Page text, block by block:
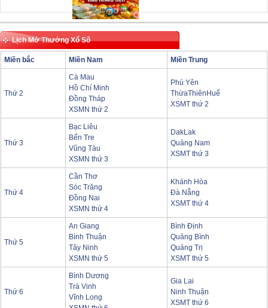
Lịch Mở Thưởng Xổ Số
Miền bắc Miền Nam Miền Trung
Thứ 2
Cà Mau
Hồ Chí Minh
Đồng Tháp
XSMN thứ 2
Phú Yên
ThừaThiênHuế
XSMT thứ 2
Thứ 3
Bạc Liêu
Bến Tre
Vũng Tàu
XSMN thứ 3
DakLak
Quảng Nam
XSMT thứ 3
Thứ 4
Cần Thơ
Sóc Trăng
Đồng Nai
XSMN thứ 4
Khánh Hòa
Đà Nẵng
XSMT thứ 4
Thứ 5
An Giang
Bình Thuận
Tây Ninh
XSMN thứ 5
Bình Định
Quảng Bình
Quảng Trị
XSMT thứ 5
Thứ 6
Bình Dương
Trà Vinh
Vĩnh Long
Gia Lai
Ninh Thuận
XSMT thứ 6